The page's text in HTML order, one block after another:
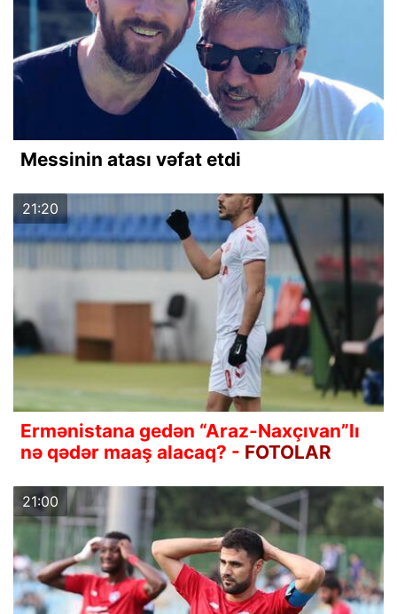
Messinin atası vəfat etdi
21:20
Ermənistana gedən “Araz-Naxçıvan”lı
nə qədər maaş alacaq? - FOTOLAR
21:00